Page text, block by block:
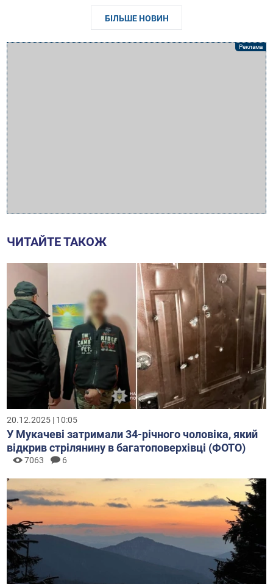
БІЛЬШЕ НОВИН
ЧИТАЙТЕ ТАКОЖ
20.12.2025 | 10:05
У Мукачеві затримали 34-річного чоловіка, який
відкрив стрілянину в багатоповерхівці (ФОТО)
7063 6